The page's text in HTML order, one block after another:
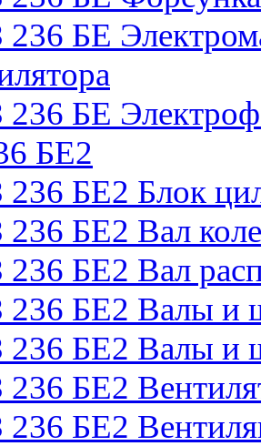
БЕ
БЕ
БЕ2
БЕ2 Блок
БЕ2 Вал
БЕ2 Вал
БЕ2 Валы и
БЕ2 Валы и
БЕ2
БЕ2